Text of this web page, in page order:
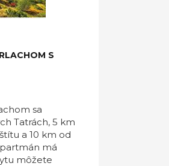
S
sa
Tatrách, 5 km
a 10 km od
má
môžete